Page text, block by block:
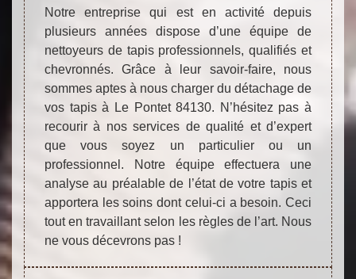
Notre entreprise qui est en activité depuis
plusieurs années dispose d’une équipe de
nettoyeurs de tapis professionnels, qualifiés et
chevronnés. Grâce à leur savoir-faire, nous
sommes aptes à nous charger du détachage de
vos tapis à Le Pontet 84130. N’hésitez pas à
recourir à nos services de qualité et d’expert
que vous soyez un particulier ou un
professionnel. Notre équipe effectuera une
analyse au préalable de l’état de votre tapis et
apportera les soins dont celui-ci a besoin. Ceci
tout en travaillant selon les règles de l’art. Nous
ne vous décevrons pas !